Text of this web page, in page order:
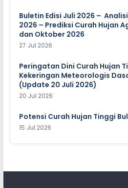
Buletin Edisi Juli 2026 –
2026 – Prediksi Curah Hujan
dan Oktober 2026
27 Jul 2026
Peringatan Dini Curah Hujan
Kekeringan Meteorologis
(Update 20 Juli 2026)
20 Jul 2026
Potensi Curah Hujan Tinggi
15 Jul 2026